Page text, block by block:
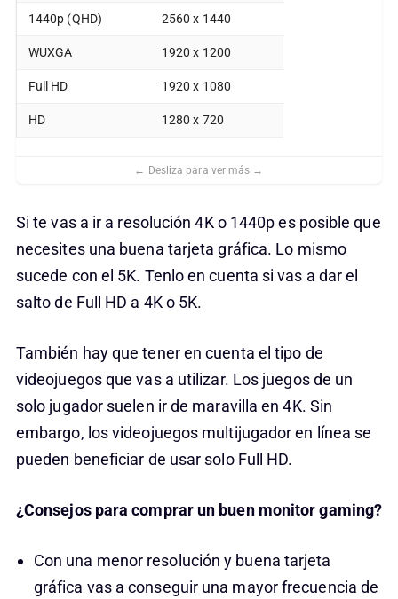
1440p (QHD) 2560 x 1440
WUXGA 1920 x 1200
Full HD 1920 x 1080
HD 1280 x 720
Si te vas a ir a resolución 4K o 1440p es posible que
necesites una buena tarjeta gráfica. Lo mismo
sucede con el 5K. Tenlo en cuenta si vas a dar el
salto de Full HD a 4K o 5K.
También hay que tener en cuenta el tipo de
videojuegos que vas a utilizar. Los juegos de un
solo jugador suelen ir de maravilla en 4K. Sin
embargo, los videojuegos multijugador en línea se
pueden beneficiar de usar solo Full HD.
¿Consejos para comprar un buen monitor gaming?
Con una menor resolución y buena tarjeta
gráfica vas a conseguir una mayor frecuencia de